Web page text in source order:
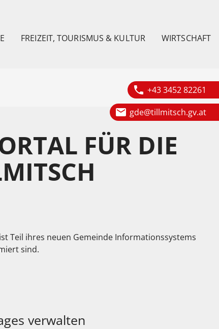
FREIZEIT, TOURISMUS & KULTUR WIRTSCHAFT
phone +43 3452 82261
email gde@tillmitsch.gv.at
FÜR DIE
Teil ihres neuen Gemeinde Informationssystems
sind.
verwalten